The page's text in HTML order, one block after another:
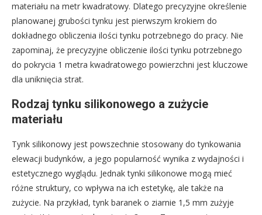
materiału na metr kwadratowy. Dlatego precyzyjne określenie
planowanej grubości tynku jest pierwszym krokiem do
dokładnego obliczenia ilości tynku potrzebnego do pracy. Nie
zapominaj, że precyzyjne obliczenie ilości tynku potrzebnego
do pokrycia 1 metra kwadratowego powierzchni jest kluczowe
dla uniknięcia strat.
Rodzaj tynku silikonowego a zużycie
materiału
Tynk silikonowy jest powszechnie stosowany do tynkowania
elewacji budynków, a jego popularność wynika z wydajności i
estetycznego wyglądu. Jednak tynki silikonowe mogą mieć
różne struktury, co wpływa na ich estetykę, ale także na
zużycie. Na przykład, tynk baranek o ziarnie 1,5 mm zużyje